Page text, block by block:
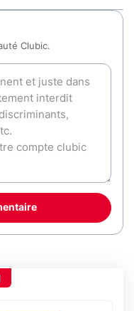
Clubic.